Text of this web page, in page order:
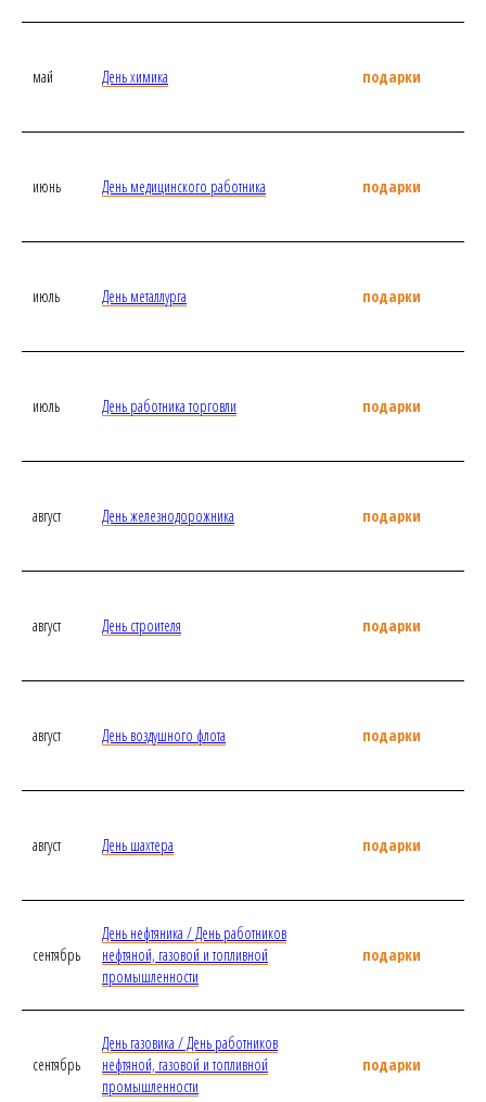
май День химика подарки
июнь День медицинского работника подарки
июль День металлурга подарки
июль День работника торговли подарки
август День железнодорожника подарки
август День строителя подарки
август День воздушного флота подарки
август День шахтера подарки
сентябрь
День нефтяника / День работников
нефтяной, газовой и топливной
промышленности
подарки
сентябрь
День газовика / День работников
нефтяной, газовой и топливной
промышленности
подарки